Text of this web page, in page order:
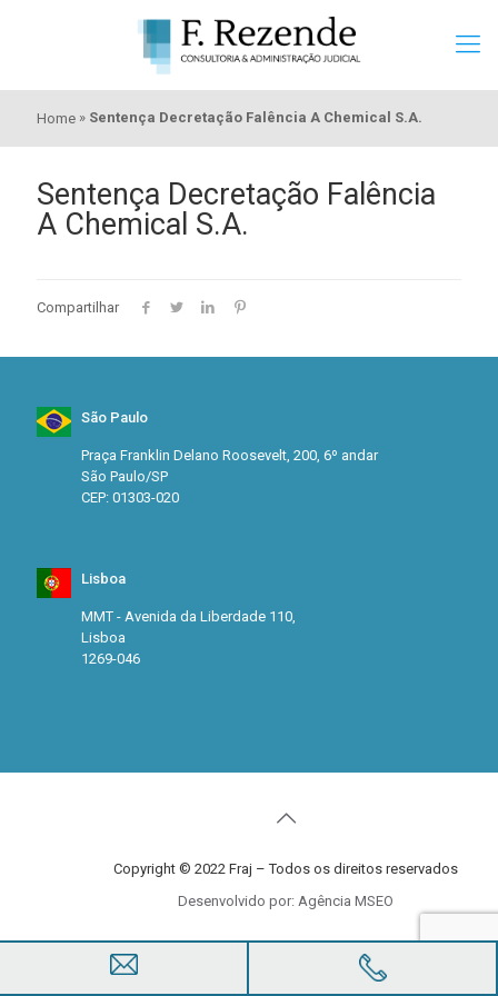
Home » Sentença Decretação Falência A Chemical S.A.
Sentença Decretação Falência
A Chemical S.A.
Compartilhar
São Paulo
Praça Franklin Delano Roosevelt, 200, 6º andar
São Paulo/SP
CEP: 01303-020
Lisboa
MMT - Avenida da Liberdade 110,
Lisboa
1269-046
Copyright © 2022 Fraj – Todos os direitos reservados
Desenvolvido por: Agência MSEO